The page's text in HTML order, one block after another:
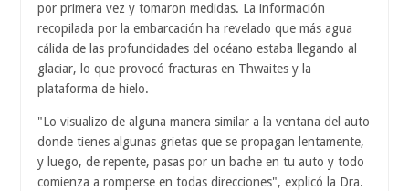
por primera vez y tomaron medidas. La información
recopilada por la embarcación ha revelado que más agua
cálida de las profundidades del océano estaba llegando al
glaciar, lo que provocó fracturas en Thwaites y la
plataforma de hielo.
"Lo visualizo de alguna manera similar a la ventana del auto
donde tienes algunas grietas que se propagan lentamente,
y luego, de repente, pasas por un bache en tu auto y todo
comienza a romperse en todas direcciones", explicó la Dra.